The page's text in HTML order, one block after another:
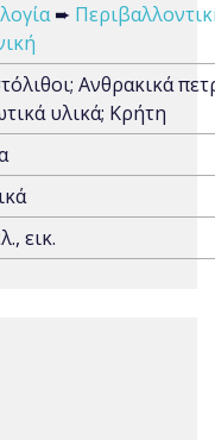
➨
Ανθρακικά
υλικά; Κρήτη
εικ.